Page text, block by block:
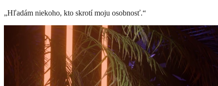
„Hľadám niekoho, kto skrotí moju osobnosť.“